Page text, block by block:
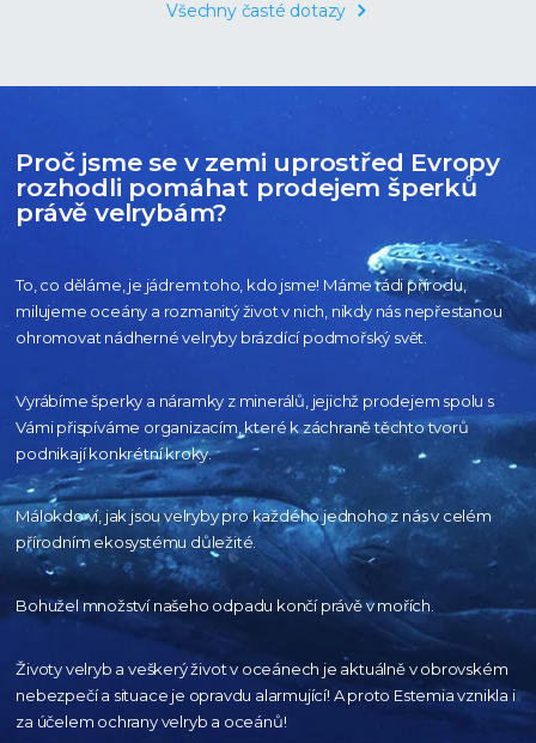
Všechny časté dotazy
Proč jsme se v zemi uprostřed Evropy
rozhodli pomáhat prodejem šperků
právě velrybám?
To, co děláme, je jádrem toho, kdo jsme! Máme rádi přírodu,
milujeme oceány a rozmanitý život v nich, nikdy nás nepřestanou
ohromovat nádherné velryby brázdící podmořský svět.
Vyrábíme šperky a náramky z minerálů, jejichž prodejem spolu s
Vámi přispíváme organizacím, které k záchraně těchto tvorů
podnikají konkrétní kroky.
Málokdo ví, jak jsou velryby pro každéhojednoho z nás v celém
přírodnímekosystému důležité.
Bohužel množství našeho odpadu končí právě v mořích.
Životy velryb a veškerý život v oceánech je aktuálněv obrovském
nebezpečí a situace je opravdu alarmující! A proto Estemia vznikla i
za účelem ochrany velryb a oceánů!